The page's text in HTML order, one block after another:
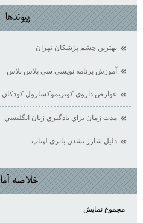
پيوندها
بهترين چشم پزشكان تهران
آموزش برنامه نويسي سي پلاس پلاس
عوارض داروي كوتريموكسازول كودكان
مدت زمان براي يادگيري زبان انگليسي
دليل شارژ نشدن باتري لپتاپ
خلاصه آمار
مجموع نمایش‌